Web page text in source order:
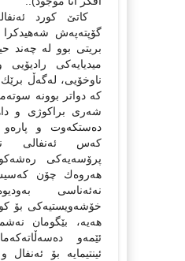
كاتێ كورد
گۆپتەپەش
بریتی بوو لە چەند
میدیایەكی
ناوخۆیی، لەگەڵ
كە دواتر بوونە
شەری براكوژی و
دەستكەوت و پارەو
كەس ئەنفالی
پرۆسەیەكی
هەروەك چۆن
نەئەناسی
خۆشەویستیەكی بۆ
هەیە، بێگومان
ئێمەو
ئینتیمایە بۆ